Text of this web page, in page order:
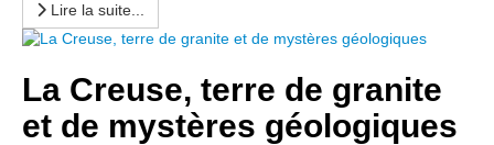
Lire la suite...
La Creuse, terre de granite
et de mystères géologiques